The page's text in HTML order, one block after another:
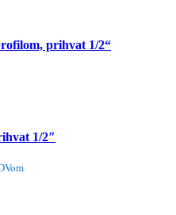
prihvat 1/2“
1/2″